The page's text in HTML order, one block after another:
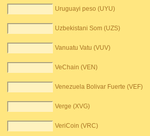
Uruguayi peso (UYU)
Uzbekistani Som (UZS)
Vanuatu Vatu (VUV)
VeChain (VEN)
Venezuela Bolivar Fuerte (VEF)
Verge (XVG)
VeriCoin (VRC)